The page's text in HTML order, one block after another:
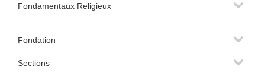
Fondamentaux Religieux
Fondation
Sections